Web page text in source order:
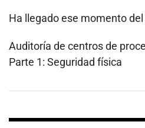
Ha llegado ese momento
Auditoría de centros de
Parte 1: Seguridad física